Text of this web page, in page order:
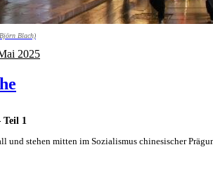
Blach)
1
2025
stehen mitten im Sozialismus chinesischer